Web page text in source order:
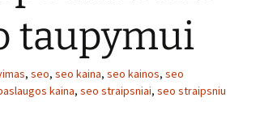
taupymui
, seo, seo kaina, seo kainos, seo
kaina, seo straipsniai, seo straipsniu